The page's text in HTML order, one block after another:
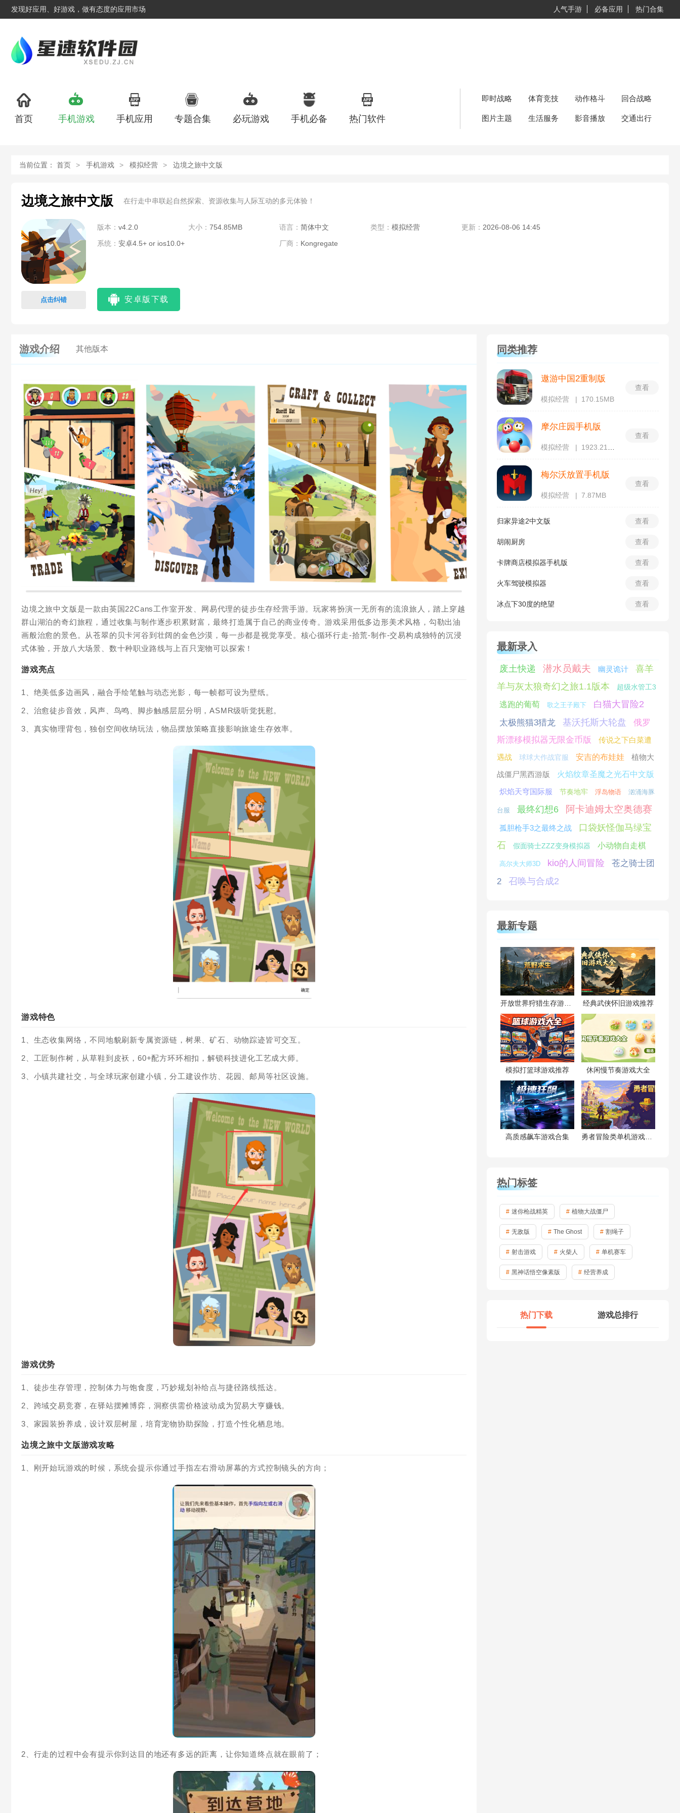
发现好应用、好游戏，做有态度的应用市场 人气手游 必备应用 热门合集
首页 手机游戏 手机应用 专题合集 必玩游戏 手机必备 热门软件
即时战略 体育竞技 动作格斗 回合战略
图片主题 生活服务 影音播放 交通出行
当前位置： 首页 手机游戏 模拟经营 边境之旅中文版
边境之旅中文版 在行走中串联起自然探索、资源收集与人际互动的多元体验！
点击纠错
版本： v4.2.0 大小： 754.85MB 语言： 简体中文 类型： 模拟经营 更新： 2026-08-06 14:45
系统： 安卓4.5+ or ios10.0+ 厂商： Kongregate
安卓版下载
游戏介绍 其他版本
边境之旅中文版是一款由英国22Cans工作室开发、网易代理的徒步生存经营手游。玩家将扮演一无所有的流浪旅人，踏上穿越
群山湖泊的奇幻旅程，通过收集与制作逐步积累财富，最终打造属于自己的商业传奇。游戏采用低多边形美术风格，勾勒出油
画般治愈的景色。从苍翠的贝卡河谷到壮阔的金色沙漠，每一步都是视觉享受。核心循环行走-拾荒-制作-交易构成独特的沉浸
式体验，开放八大场景、数十种职业路线与上百只宠物可以探索！
游戏亮点
1、绝美低多边画风，融合手绘笔触与动态光影，每一帧都可设为壁纸。
2、治愈徒步音效，风声、鸟鸣、脚步触感层层分明，ASMR级听觉抚慰。
3、真实物理背包，独创空间收纳玩法，物品摆放策略直接影响旅途生存效率。
游戏特色
1、生态收集网络，不同地貌刷新专属资源链，树果、矿石、动物踪迹皆可交互。
2、工匠制作树，从草鞋到皮袄，60+配方环环相扣，解锁科技进化工艺成大师。
3、小镇共建社交，与全球玩家创建小镇，分工建设作坊、花园、邮局等社区设施。
游戏优势
1、徒步生存管理，控制体力与饱食度，巧妙规划补给点与捷径路线抵达。
2、跨域交易竞赛，在驿站摆摊博弈，洞察供需价格波动成为贸易大亨赚钱。
3、家园装扮养成，设计双层树屋，培育宠物协助探险，打造个性化栖息地。
边境之旅中文版游戏攻略
1、刚开始玩游戏的时候，系统会提示你通过手指左右滑动屏幕的方式控制镜头的方向；
2、行走的过程中会有提示你到达目的地还有多远的距离，让你知道终点就在眼前了；
同类推荐
遨游中国2重制版
模拟经营 170.15MB
查看
摩尔庄园手机版
模拟经营 1923.21MB
查看
梅尔沃放置手机版
模拟经营 7.87MB
查看
归家异途2中文版 查看
胡闹厨房 查看
卡牌商店模拟器手机版 查看
火车驾驶模拟器 查看
冰点下30度的绝望 查看
最新录入
废土快递 潜水员戴夫 幽灵诡计
喜羊
羊与灰太狼奇幻之旅1.1版本
超级水管工3
逃跑的葡萄 歌之王子殿下 白猫大冒险2
太极熊猫3猎龙 基沃托斯大轮盘
俄罗
斯漂移模拟器无限金币版
传说之下白菜遭
遇战
球球大作战官服 安吉的布娃娃
植物大
战僵尸黑西游版
火焰纹章圣魔之光石中文版
炽焰天穹国际服
节奏地牢 浮岛物语 汹涌海豚
台服 最终幻想6 阿卡迪姆太空奥德赛
孤胆枪手3之最终之战
口袋妖怪伽马绿宝
石
假面骑士ZZZ变身模拟器 小动物自走棋
高尔夫大师3D kio的人间冒险
苍之骑士团
2
召唤与合成2
最新专题
经典武侠怀旧游戏推荐
模拟打篮球游戏推荐 休闲慢节奏游戏大全
高质感飙车游戏合集
热门标签
迷你枪战精英 植物大战僵尸
无敌版 The Ghost 割绳子
射击游戏 火柴人 单机赛车
黑神话悟空像素版 经营养成
热门下载 游戏总排行